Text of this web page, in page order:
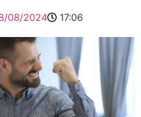
08/2024 17:06